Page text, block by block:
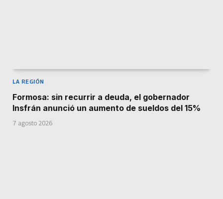
LA REGIÓN
Formosa: sin recurrir a deuda, el gobernador
Insfrán anunció un aumento de sueldos del 15%
7 agosto 2026